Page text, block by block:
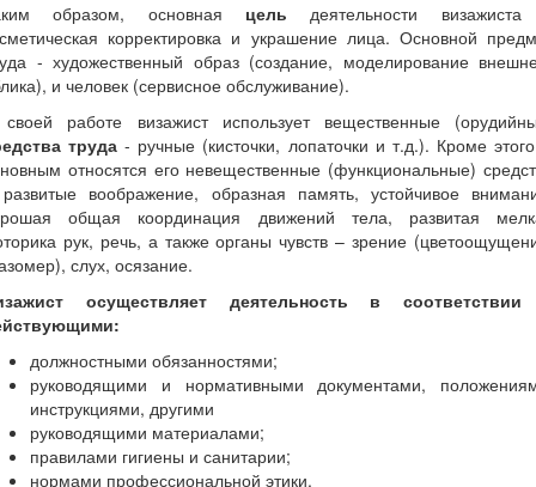
образом, основная цельдеятельности
корректировка и украшение лица. Основной
- художественный образ (создание, моделирование
и человек (сервисное обслуживание).
работе визажист использует вещественные
труда- ручные (кисточки, лопаточки и т.д.). Кроме
относятся его невещественные (функциональные)
воображение, образная память, устойчивое
общая координация движений тела, развитая
рук, речь, а также органы чувств – зрение
слух, осязание.
осуществляет деятельность в
должностными обязанностями;
руководящими и нормативными документами,
инструкциями, другими
руководящими материалами;
правилами гигиены и санитарии;
нормами профессиональной этики,